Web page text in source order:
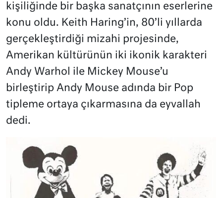
kişiliğinde bir başka sanatçının eserlerine
konu oldu. Keith Haring’in, 80’li yıllarda
gerçekleştirdiği mizahi projesinde,
Amerikan kültürünün iki ikonik karakteri
Andy Warhol ile Mickey Mouse’u
birleştirip Andy Mouse adında bir Pop
tipleme ortaya çıkarmasına da eyvallah
dedi.